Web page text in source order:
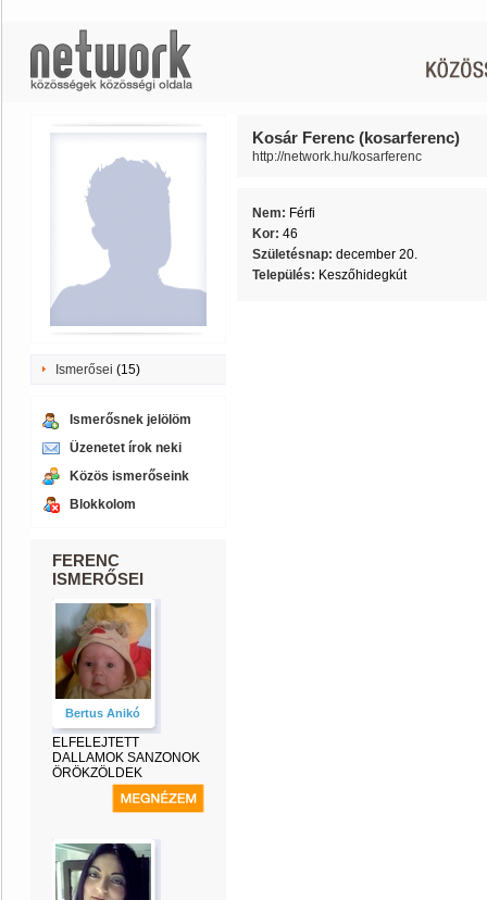
Ismerősei (15)
Ismerősnek jelölöm
Üzenetet írok neki
Közös ismerőseink
Blokkolom
FERENC
ISMERŐSEI
Bertus Anikó
ELFELEJTETT
DALLAMOK SANZONOK
ÖRÖKZÖLDEK
Kosár Ferenc (kosarferenc)
http://network.hu/kosarferenc
Nem: Férfi
Kor: 46
Születésnap: december 20.
Település: Keszőhidegkút